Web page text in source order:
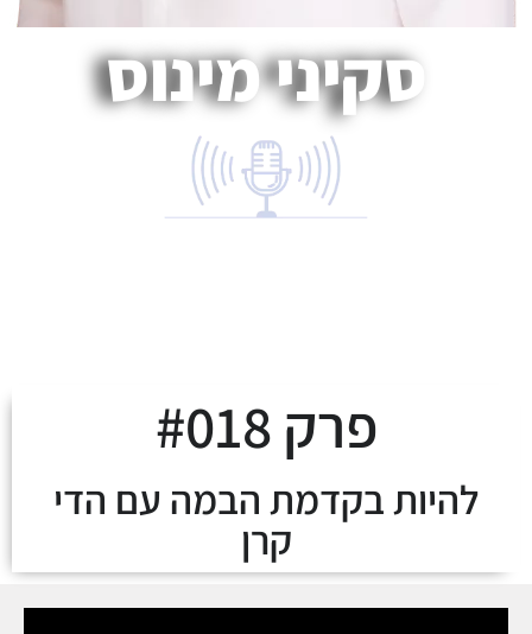
סקיני מינוס
פרק #018
להיות בקדמת הבמה עם הדי
קרן